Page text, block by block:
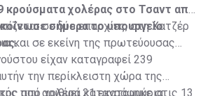
κρούσματα χολέρας στο Τσαντ από
σήμερα το υπουργείο
σε δύο επαρχίες, στη Χατζέρ
και σε εκείνη της πρωτεύουσας
είχαν καταγραφεί 239
την περίκλειστη χώρα της
που αριθμεί 21 εκατομμύρια
από χολέρα καταγράφηκε στις 13